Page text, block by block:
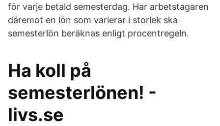
för varje betald semesterdag. Har arbetstagaren
däremot en lön som varierar i storlek ska
semesterlön beräknas enligt procentregeln.
Ha koll på
semesterlönen! -
livs.se